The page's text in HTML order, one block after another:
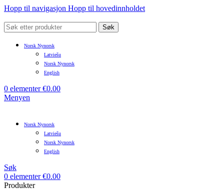
Hopp til navigasjon Hopp til hovedinnholdet
Søk
Norsk Nynorsk
Latviešu
Norsk Nynorsk
English
0 elementer €0.00
Menyen
Norsk Nynorsk
Latviešu
Norsk Nynorsk
English
Søk
0 elementer €0.00
Produkter